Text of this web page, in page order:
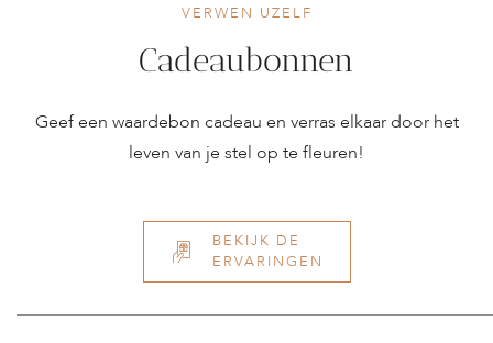
VERWEN UZELF
Cadeaubonnen
Geef een waardebon cadeau en verras elkaar door het
leven van je stel op te fleuren!
BEKIJK DE
ERVARINGEN